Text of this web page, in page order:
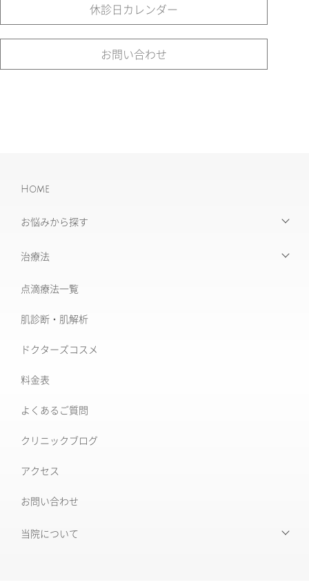
休診日カレンダー
お問い合わせ
Home
お悩みから探す
【お悩みから探す】INDEX
たるみ治療
美肌治療・肌育
シミ取り治療
ニキビ治療専門外来
治療法
治療機器・設備一覧
フォトナ6D/4D
ソフウェーブ
XERF (ザーフ)
ワンダーフェイスプロ
ルビーフラクショナル
肝斑改善集中プラン
HARG＋療法
点滴療法一覧
肌診断・肌解析
ドクターズコスメ
料金表
よくあるご質問
クリニックブログ
アクセス
お問い合わせ
当院について